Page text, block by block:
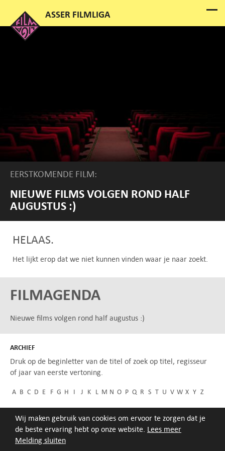
Melding sluiten
Wij maken gebruik van cookies om ervoor te zorgen dat je
de beste ervaring hebt op onze website. Lees meer
EERSTKOMENDE FILM:
NIEUWE FILMS VOLGEN ROND HALF
AUGUSTUS :)
HELAAS.
Het lijkt erop dat we niet kunnen vinden waar je naar zoekt.
FILMAGENDA
Nieuwe films volgen rond half augustus :)
ARCHIEF
Druk op de beginletter van de titel of zoek op titel, regisseur
of jaar van eerste vertoning.
A B C D E F G H I J K L M N O P Q R S T U V W X Y Z